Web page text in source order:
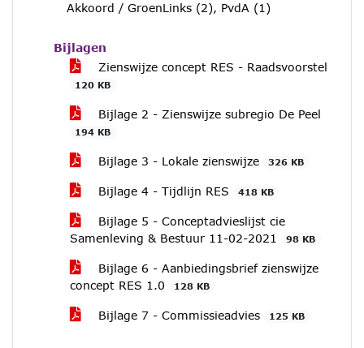
Akkoord / GroenLinks (2), PvdA (1)
Bijlagen
Zienswijze concept RES - Raadsvoorstel
120 KB
Bijlage 2 - Zienswijze subregio De Peel
194 KB
Bijlage 3 - Lokale zienswijze 326 KB
Bijlage 4 - Tijdlijn RES 418 KB
Bijlage 5 - Conceptadvieslijst cie
Samenleving & Bestuur 11-02-2021
98 KB
Bijlage 6 - Aanbiedingsbrief zienswijze
concept RES 1.0
128 KB
Bijlage 7 - Commissieadvies 125 KB